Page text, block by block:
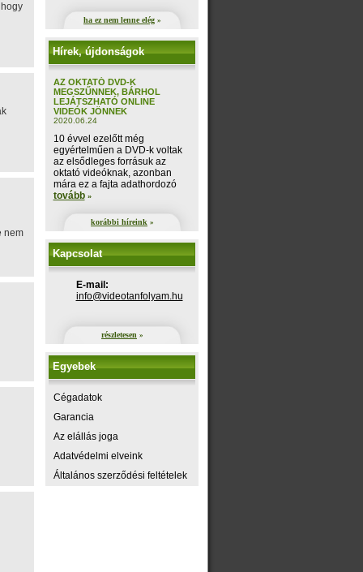
nem
ha ez nem lenne elég »
Hírek, újdonságok
AZ OKTATÓ DVD-K
MEGSZŰNNEK, BÁRHOL
LEJÁTSZHATÓ ONLINE
VIDEÓK JÖNNEK
2020.06.24
10 évvel ezelőtt még
egyértelműen a DVD-k voltak
az elsődleges forrásuk az
oktató videóknak, azonban
mára ez a fajta adathordozó
tovább »
korábbi híreink »
Kapcsolat
E-mail:
uh.maylofnatoediv@ofni
részletesen »
Egyebek
Cégadatok
Garancia
Az elállás joga
Adatvédelmi elveink
Általános szerződési feltételek